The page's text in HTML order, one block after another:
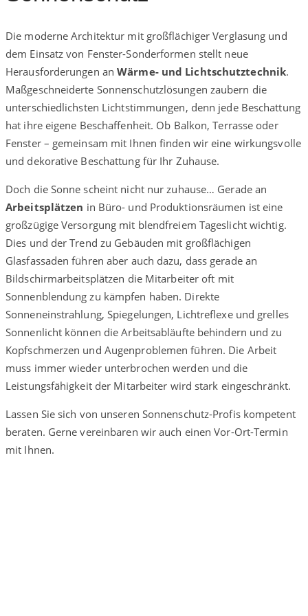
Die moderne Architektur mit großflächiger Verglasung und
dem Einsatz von Fenster-Sonderformen stellt neue
Herausforderungen anWärme- und Lichtschutztechnik.
Maßgeschneiderte Sonnenschutzlösungen zaubern die
unterschiedlichsten Lichtstimmungen, denn jede Beschattung
hat ihre eigene Beschaffenheit. Ob Balkon, Terrasse oder
Fenster – gemeinsam mit Ihnen finden wir eine wirkungsvolle
und dekorative Beschattung für Ihr Zuhause.
Doch die Sonne scheint nicht nur zuhause… Gerade an
Arbeitsplätzen in Büro- und Produktionsräumen ist eine
großzügige Versorgung mit blendfreiem Tageslicht wichtig.
Dies und der Trend zu Gebäuden mit großflächigen
Glasfassaden führen aber auch dazu, dass gerade an
Bildschirmarbeitsplätzen die Mitarbeiter oft mit
Sonnenblendung zu kämpfen haben. Direkte
Sonneneinstrahlung, Spiegelungen, Lichtreflexe und grelles
Sonnenlicht können die Arbeitsabläufte behindern und zu
Kopfschmerzen und Augenproblemen führen. Die Arbeit
muss immer wieder unterbrochen werden und die
Leistungsfähigkeit der Mitarbeiter wird stark eingeschränkt.
Lassen Sie sich von unseren Sonnenschutz-Profis kompetent
beraten. Gerne vereinbaren wir auch einen Vor-Ort-Termin
mit Ihnen.